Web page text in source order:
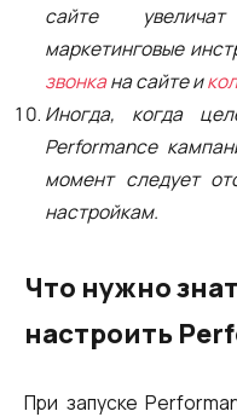
сайте
маркетинговые
звонкана сайте и
Иногда, когда
Performance
момент следует
настройкам.
Что нужно
настроить
При запуске